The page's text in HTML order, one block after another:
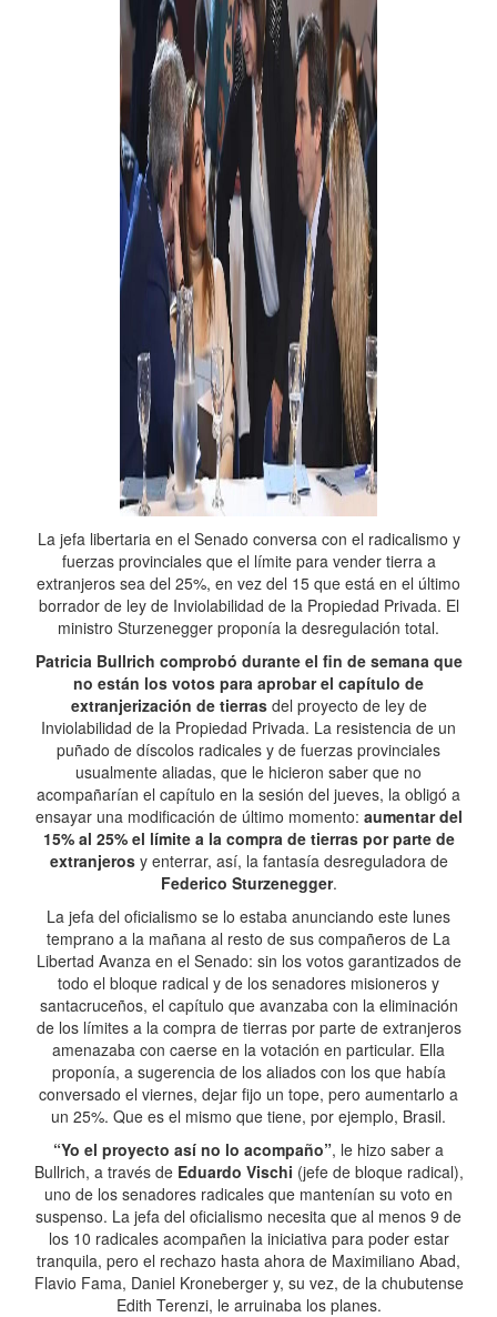
La jefa libertaria en el Senado conversa con el radicalismo y
fuerzas provinciales que el límite para vender tierra a
extranjeros sea del 25%, en vez del 15 que está en el último
borrador de ley de Inviolabilidad de la Propiedad Privada. El
ministro Sturzenegger proponía la desregulación total.
Patricia Bullrich comprobó durante el fin de semana que
no están los votos para aprobar el capítulo de
extranjerización de tierrasdel proyecto de ley de
Inviolabilidad de la Propiedad Privada. La resistencia de un
puñado de díscolos radicales y de fuerzas provinciales
usualmente aliadas, que le hicieron saber que no
acompañarían el capítulo en la sesión del jueves, la obligó a
ensayar una modificación de último momento: aumentar del
15% al 25% el límite a la compra de tierras por parte de
extranjerosy enterrar, así, la fantasía desreguladora de
Federico Sturzenegger.
La jefa del oficialismo se lo estaba anunciando este lunes
temprano a la mañana al resto de sus compañeros de La
Libertad Avanza en el Senado: sin los votos garantizados de
todo el bloque radical y de los senadores misioneros y
santacruceños, el capítulo que avanzaba con la eliminación
de los límites a la compra de tierras por parte de extranjeros
amenazaba con caerse en la votación en particular. Ella
proponía, a sugerencia de los aliados con los que había
conversado el viernes, dejar fijo un tope, pero aumentarlo a
un 25%. Que es el mismo que tiene, por ejemplo, Brasil.
“Yo el proyecto así no lo acompaño”, le hizo saber a
Bullrich, a través de Eduardo Vischi (jefe de bloque radical),
uno de los senadores radicales que mantenían su voto en
suspenso. La jefa del oficialismo necesita que al menos 9 de
los 10 radicales acompañen la iniciativa para poder estar
tranquila, pero el rechazo hasta ahora de Maximiliano Abad,
Flavio Fama, Daniel Kroneberger y, su vez, de la chubutense
Edith Terenzi, le arruinaba los planes.